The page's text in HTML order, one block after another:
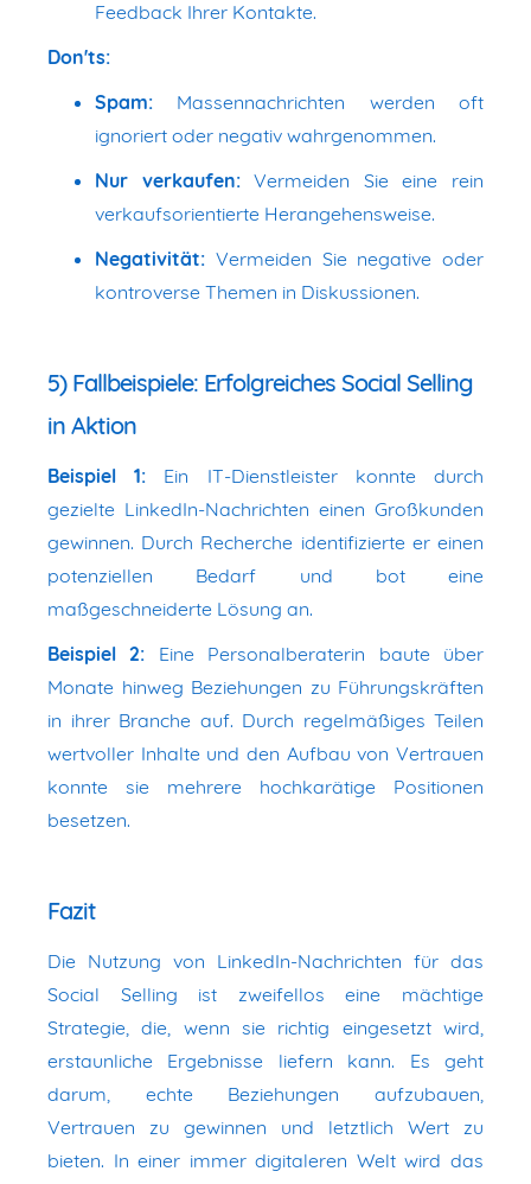
Feedback Ihrer Kontakte.
Don'ts:
Spam: Massennachrichten werden oft
ignoriert oder negativ wahrgenommen.
Nur verkaufen:Vermeiden Sie eine rein
verkaufsorientierte Herangehensweise.
Negativität: Vermeiden Sie negative oder
kontroverse Themen in Diskussionen.
5) Fallbeispiele: Erfolgreiches Social Selling
in Aktion
Beispiel 1: Ein IT-Dienstleister konnte durch
gezielte LinkedIn-Nachrichten einen Großkunden
gewinnen. Durch Recherche identifizierte er einen
potenziellen Bedarf und bot eine
maßgeschneiderte Lösung an.
Beispiel 2: Eine Personalberaterin baute über
Monate hinweg Beziehungen zu Führungskräften
in ihrer Branche auf. Durch regelmäßiges Teilen
wertvoller Inhalte und den Aufbau von Vertrauen
konnte sie mehrere hochkarätige Positionen
besetzen.
Fazit
Die Nutzung von LinkedIn-Nachrichten für das
Social Selling ist zweifellos eine mächtige
Strategie, die, wenn sie richtig eingesetzt wird,
erstaunliche Ergebnisse liefern kann. Es geht
darum, echte Beziehungen aufzubauen,
Vertrauen zu gewinnen und letztlich Wert zu
bieten. In einer immer digitaleren Welt wird das